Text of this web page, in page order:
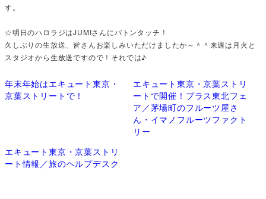
す。
☆明日のハロラジはJUMIさんにバトンタッチ！
久しぶりの生放送、皆さんお楽しみいただけましたか～＾＾来週は月火と
スタジオから生放送ですので！それでは♪
年末年始はエキュート東京・
京葉ストリートで！
エキュート東京・京葉ストリ
ートで開催！プラス東北フェ
ア／茅場町のフルーツ屋さ
ん・イマノフルーツファクト
リー
エキュート東京・京葉ストリ
ート情報／旅のヘルプデスク